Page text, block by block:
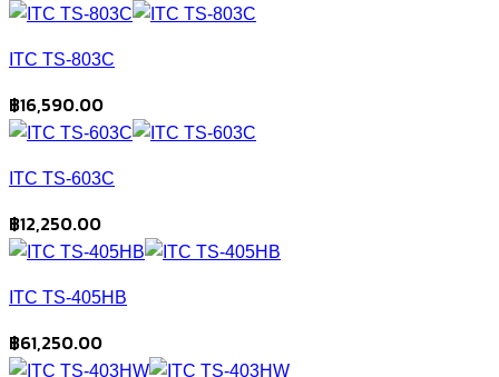
ITC TS-803C
฿16,590.00
ITC TS-603C
฿12,250.00
ITC TS-405HB
฿61,250.00